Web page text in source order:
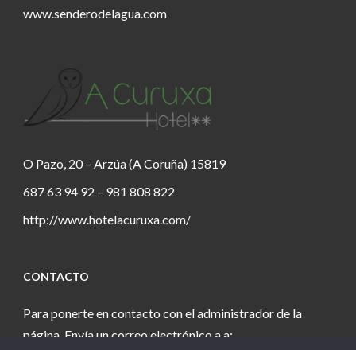
www.senderodelagua.com
O Pazo, 20 – Arzúa (A Coruña) 15819
687 63 94 92 – 981 808 822
http://www.hotelacuruxa.com/
CONTACTO
Para ponerte en contacto con el administrador de la
página. Envía un correo electrónico a a: